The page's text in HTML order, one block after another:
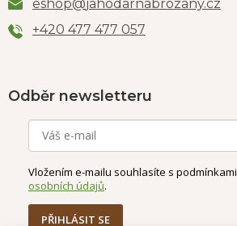
eshop@jahodarnabrozany.cz
+420 477 477 057
Odběr newsletteru
Vložením e-mailu souhlasíte s podmínkami
osobních údajů.
PŘIHLÁSIT SE